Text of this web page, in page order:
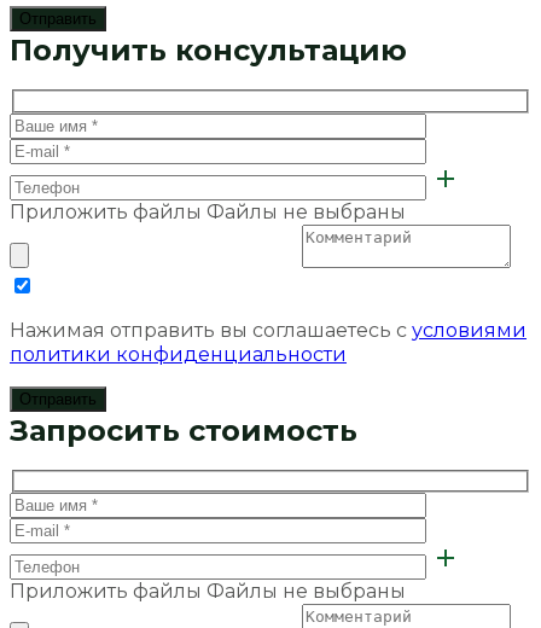
Получить консультацию
Приложить файлы Файлы не выбраны
Нажимая отправить вы соглашаетесь с условиями
политики конфиденциальности
Запросить стоимость
Приложить файлы Файлы не выбраны